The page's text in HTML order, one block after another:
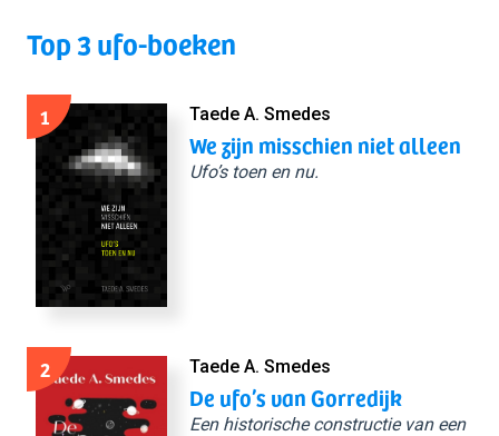
Top 3 ufo-boeken
1 Taede A. Smedes
We zijn misschien niet alleen
Ufo’s toen en nu.
2 Taede A. Smedes
De ufo’s van Gorredijk
Een historische constructie van een